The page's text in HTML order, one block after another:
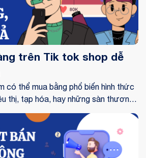
trên Tik tok shop dễ
có thể mua bằng phổ biến hình thức
thị, tạp hóa, hay những sàn thương
bán hàng sẽ có nhiều phương pháp
dùng theo kiểu trực tiếp hay gián
đại lý phân phối đang được chú ý
lâu chính là Tiktok shop. Có người